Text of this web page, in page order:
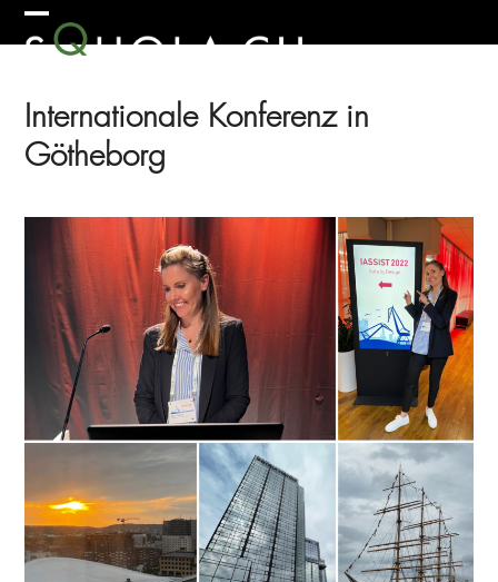
Skip
to Open
menu
Close
menu
Internationale Konferenz in
Götheborg